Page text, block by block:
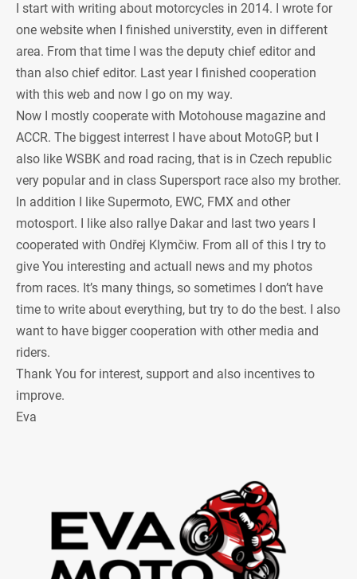
I start with writing about motorcycles in 2014. I wrote for
one website when I finished universtity, even in different
area. From that time I was the deputy chief editor and
than also chief editor. Last year I finished cooperation
with this web and now I go on my way.
Now I mostly cooperate with Motohouse magazine and
ACCR. The biggest interrest I have about MotoGP, but I
also like WSBK and road racing, that is in Czech republic
very popular and in class Supersport race also my brother.
In addition I like Supermoto, EWC, FMX and other
motosport. I like also rallye Dakar and last two years I
cooperated with Ondřej Klymčiw. From all of this I try to
give You interesting and actuall news and my photos
from races. It’s many things, so sometimes I don’t have
time to write about everything, but try to do the best. I also
want to have bigger cooperation with other media and
riders.
Thank You for interest, support and also incentives to
improve.
Eva